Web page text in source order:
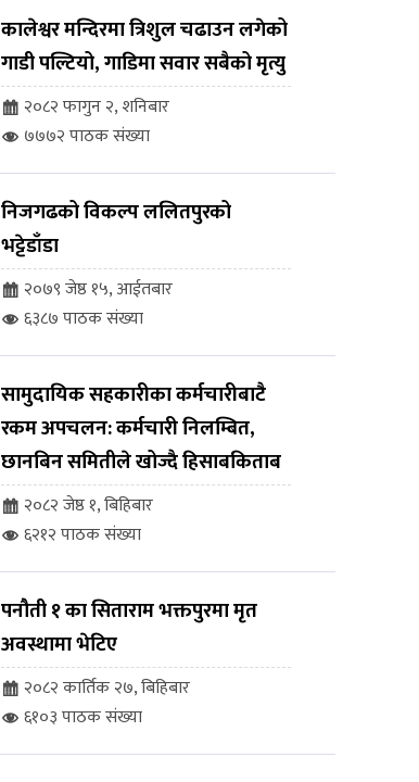
कालेश्वर मन्दिरमा त्रिशुल चढाउन लगेको
गाडी पल्टियो, गाडिमा सवार सबैको मृत्यु
२०८२ फागुन २, शनिबार
७७७२ पाठक संख्या
निजगढको विकल्प ललितपुरको
भट्टेडाँडा
२०७९ जेष्ठ १५, आईतबार
६३८७ पाठक संख्या
सामुदायिक सहकारीका कर्मचारीबाटै
रकम अपचलन: कर्मचारी निलम्बित,
छानबिन समितीले खोज्दै हिसाबकिताब
२०८२ जेष्ठ १, बिहिबार
६२१२ पाठक संख्या
पनौती १ का सिताराम भक्तपुरमा मृत
अवस्थामा भेटिए
२०८२ कार्तिक २७, बिहिबार
६१०३ पाठक संख्या